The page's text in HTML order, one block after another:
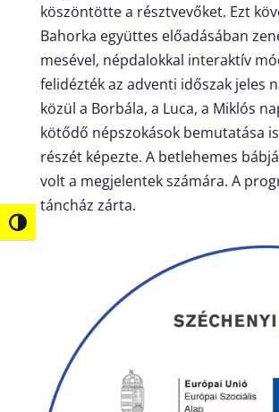
Nagy kontraszt váltása
köszöntötte a résztvevőket. Ezt
Bahorka együttes előadásában
mesével, népdalokkal interaktív
felidézték az adventi időszak jeles
közül a Borbála, a Luca, a Miklós
kötődő népszokások bemutatása
részét képezte. A betlehemes
volt a megjelentek számára. A
táncház zárta.